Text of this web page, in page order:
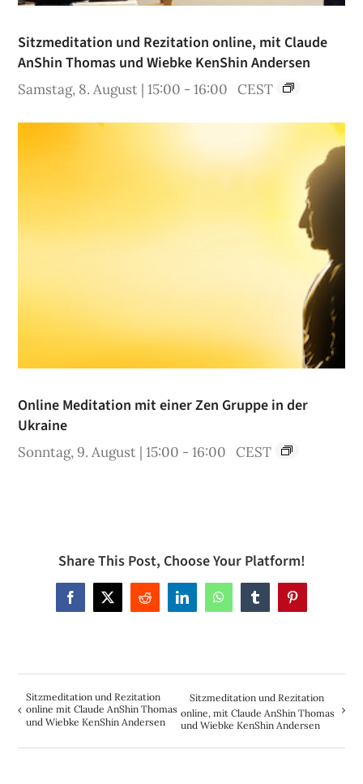
Sitzmeditation und Rezitation online, mit Claude
AnShin Thomas und Wiebke KenShin Andersen
Samstag, 8. August | 15:00 -16:00 CEST
Online Meditation mit einer Zen Gruppe in der
Ukraine
Sonntag, 9. August | 15:00 -16:00 CEST
Share This Post, Choose Your Platform!
Facebook
X Reddit LinkedInWhatsAppTumblrPinterest
Sitzmeditation und Rezitation
online mit Claude AnShin Thomas
und Wiebke KenShin Andersen
Sitzmeditation und Rezitation
online, mit Claude AnShin Thomas
und Wiebke KenShin Andersen